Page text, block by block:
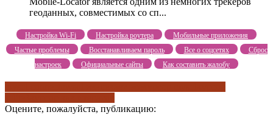
геоданных, совместимых со сп...
Настройка Wi-Fi Настройка роутера
Мобильные приложения
Частые проблемы
Восстанавливаем пароль Все о соцсетях
Сброс
настроек
Официальные сайты Как составить жалобу
Оцените, пожалуйста, публикацию: